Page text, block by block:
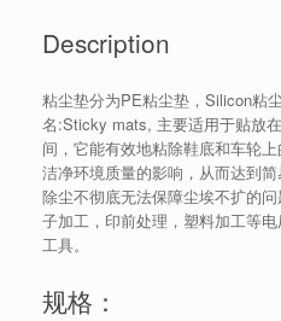
Description
粘尘垫分为PE粘尘垫，Silicon粘
名:Sticky mats, 主要适用于贴放
间，它能有效地粘除鞋底和车轮
洁净环境质量的影响，从而达到
除尘不彻底无法保障尘埃不扩的
子加工，印前处理，塑料加工等
工具。
规格：